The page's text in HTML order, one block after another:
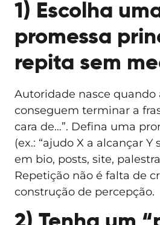
1) Escolha
promessa
repita sem
Autoridade nasce quando
conseguem terminar a
cara de…”. Defina uma
(ex.: “ajudo X a alcançar Y
em bio, posts, site,
Repetição não é falta de
construção de percepção.